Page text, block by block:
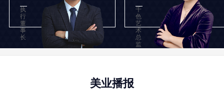
执
行
董
事
长
千
色
艺
术
总
监
美业播报